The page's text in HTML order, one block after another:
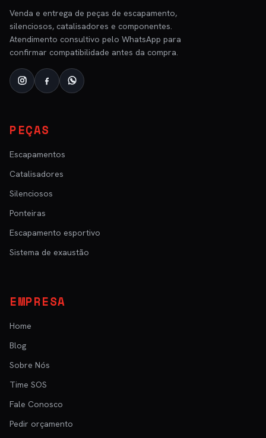
Venda e entrega de peças de escapamento,
silenciosos, catalisadores e componentes.
Atendimento consultivo pelo WhatsApp para
confirmar compatibilidade antes da compra.
PEÇAS
Escapamentos
Catalisadores
Silenciosos
Ponteiras
Escapamento esportivo
Sistema de exaustão
EMPRESA
Home
Blog
Sobre Nós
Time SOS
Fale Conosco
Pedir orçamento